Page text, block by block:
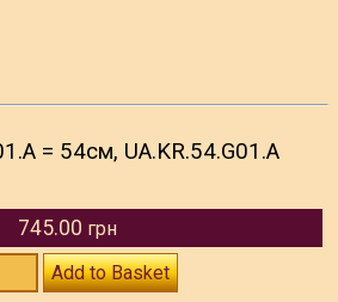
= 54см, UA.KR.54.G01.A
745.00 грн
Add to Basket